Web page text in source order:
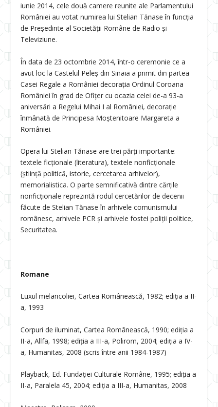
iunie 2014, cele două camere reunite ale Parlamentului
României au votat numirea lui Stelian Tănase în funcția
de Președinte al Societății Române de Radio și
Televiziune.
În data de 23 octombrie 2014, într-o ceremonie ce a
avut loc la Castelul Peleș din Sinaia a primit din partea
Casei Regale a României decorația Ordinul Coroana
României în grad de Ofițer cu ocazia celei de-a 93-a
aniversări a Regelui Mihai I al României, decorație
înmânată de Principesa Moștenitoare Margareta a
României.
Opera lui Stelian Tănase are trei părți importante:
textele ficționale (literatura), textele nonficționale
(știință politică, istorie, cercetarea arhivelor),
memorialistica. O parte semnificativă dintre cărțile
nonficționale reprezintă rodul cercetărilor de decenii
făcute de Stelian Tănase în arhivele comunismului
românesc, arhivele PCR și arhivele fostei poliții politice,
Securitatea.
Romane
Luxul melancoliei, Cartea Românească, 1982; ediția a II-
a, 1993
Corpuri de iluminat, Cartea Românească, 1990; ediția a
II-a, Allfa, 1998; ediția a III-a, Polirom, 2004; ediția a IV-
a, Humanitas, 2008 (scris între anii 1984-1987)
Playback, Ed. Fundației Culturale Române, 1995; ediția a
II-a, Paralela 45, 2004; ediția a III-a, Humanitas, 2008